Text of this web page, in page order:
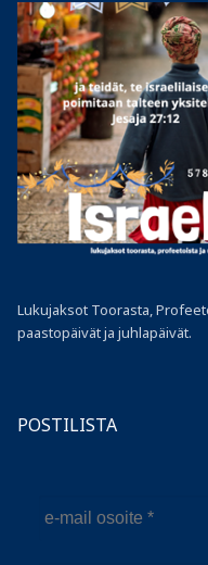
Lukujaksot Toorasta,
paastopäivät ja juhlapäivät.
POSTILISTA